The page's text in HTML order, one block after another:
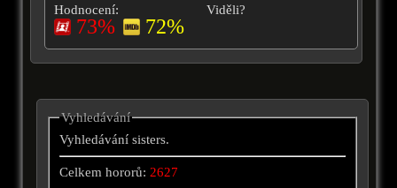
Hodnocení:
73% 72%
Viděli?
Vyhledávání
Vyhledávání sisters.
Celkem hororů:2627